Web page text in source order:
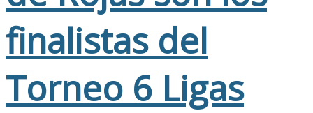
finalistas del
Torneo 6 Ligas